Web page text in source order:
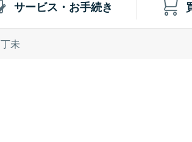
サービス・お手続き
丁未